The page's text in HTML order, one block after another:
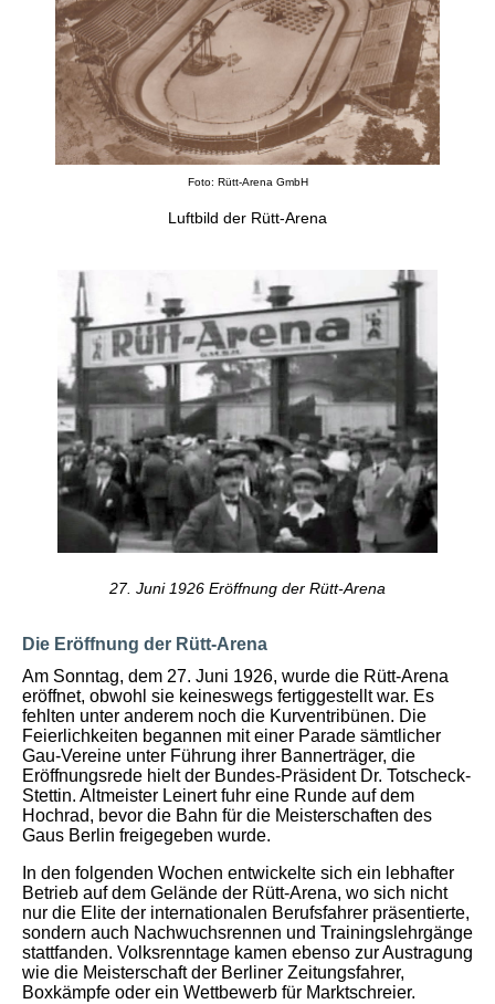
Foto: Rütt-Arena GmbH
Luftbild der Rütt-Arena
27. Juni 1926 Eröffnung der Rütt-Arena
Die Eröffnung der Rütt-Arena
Am Sonntag, dem 27. Juni 1926, wurde die Rütt-Arena
eröffnet, obwohl sie keineswegs fertiggestellt war. Es
fehlten unter anderem noch die Kurventribünen. Die
Feierlichkeiten begannen mit einer Parade sämtlicher
Gau-Vereine unter Führung ihrer Bannerträger, die
Eröffnungsrede hielt der Bundes-Präsident Dr. Totscheck-
Stettin. Altmeister Leinert fuhr eine Runde auf dem
Hochrad, bevor die Bahn für die Meisterschaften des
Gaus Berlin freigegeben wurde.
n den folgenden Wochen entwickelte sich ein lebhafter
Betrieb auf dem Gelände der Rütt-Arena, wo sich nicht
nur die Elite der internationalen Berufsfahrer präsentierte,
sondern auch Nachwuchsrennen und Trainingslehrgänge
stattfanden. Volksrenntage kamen ebenso zur Austragung
wie die Meisterschaft der Berliner Zeitungsfahrer,
Boxkämpfe oder ein Wettbewerb für Marktschreier.